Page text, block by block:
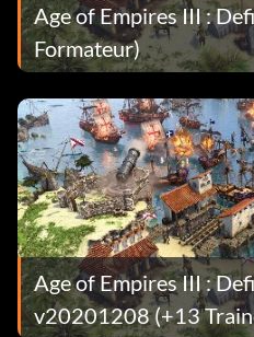
Age of Empires III :
Formateur)
Age of Empires III :
v20201208 (+13